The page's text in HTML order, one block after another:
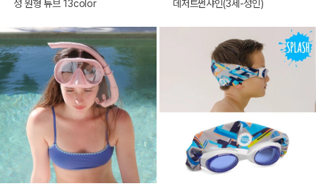
성 원형 튜브 13color
데저트썬샤인(3세-성인)